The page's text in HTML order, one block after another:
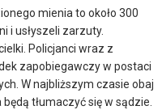
mienia to około 300
i usłyszeli zarzuty.
Policjanci wraz z
zapobiegawczy w postaci
W najbliższym czasie obaj
tłumaczyć się w sądzie.